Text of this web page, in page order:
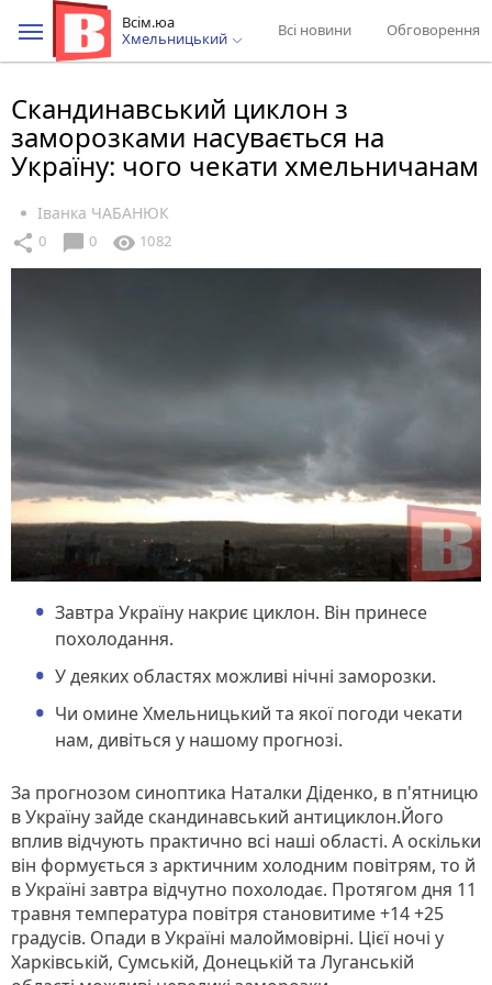
Всім.юа
Хмельницький
Всі новини Обговорення
Скандинавський циклон з
заморозками насувається на
Україну: чого чекати хмельничанам
Іванка ЧАБАНЮК
share 0 chat_bubble 0 visibility 1082
Завтра Україну накриє циклон. Він принесе
похолодання.
У деяких областях можливі нічні заморозки.
Чи омине Хмельницький та якої погоди чекати
нам, дивіться у нашому прогнозі.
За прогнозом синоптика Наталки Діденко, в п'ятницю
в Україну зайде скандинавський антициклон.Його
вплив відчують практично всі наші області. А оскільки
він формується з арктичним холодним повітрям, то й
в Україні завтра відчутно похолодає. Протягом дня 11
травня температура повітря становитиме +14 +25
градусів. Опади в Україні малоймовірні. Цієї ночі у
Харківській, Сумській, Донецькій та Луганській